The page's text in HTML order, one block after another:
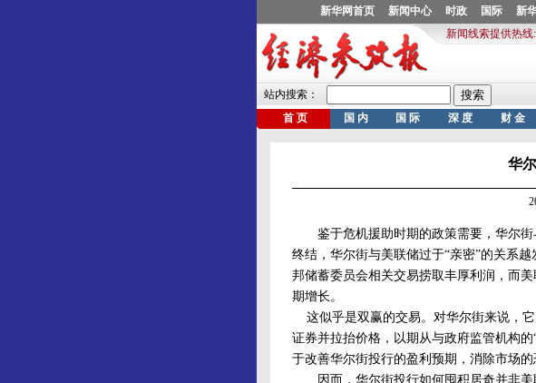
华
鉴于危机援助时期的政策需要，华尔街
终结，华尔街与美联储过于“亲密”的关系
邦储蓄委员会相关交易捞取丰厚利润，而
期增长。
这似乎是双赢的交易。对华尔街来说，
证券并拉抬价格，以期从与政府监管机构
于改善华尔街投行的盈利预期，消除市场
因而，华尔街投行如何囤积居奇并非美